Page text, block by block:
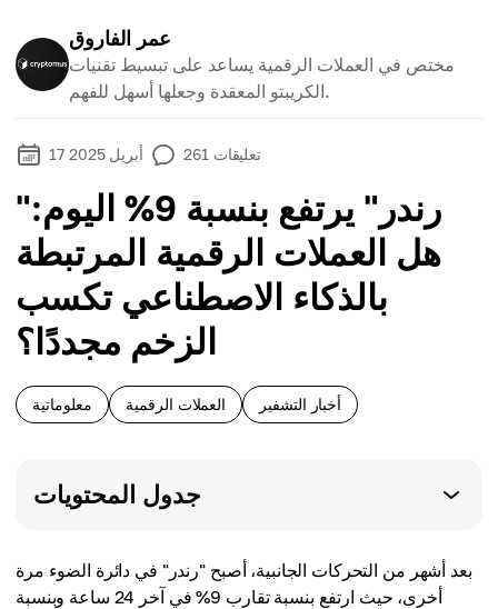
عمر الفاروق
مختص في العملات الرقمية يساعد على تبسيط تقنيات
الكريبتو المعقدة وجعلها أسهل للفهم.
17 أبريل 2025 261 تعليقات
"رندر" يرتفع بنسبة 9% اليوم:
هل العملات الرقمية المرتبطة
بالذكاء الاصطناعي تكسب
الزخم مجددًا؟
معلوماتية العملات الرقمية أخبار التشفير
جدول المحتويات
بعد أشهر من التحركات الجانبية، أصبح "رندر" في دائرة الضوء مرة
أخرى، حيث ارتفع بنسبة تقارب 9% في آخر 24 ساعة وبنسبة